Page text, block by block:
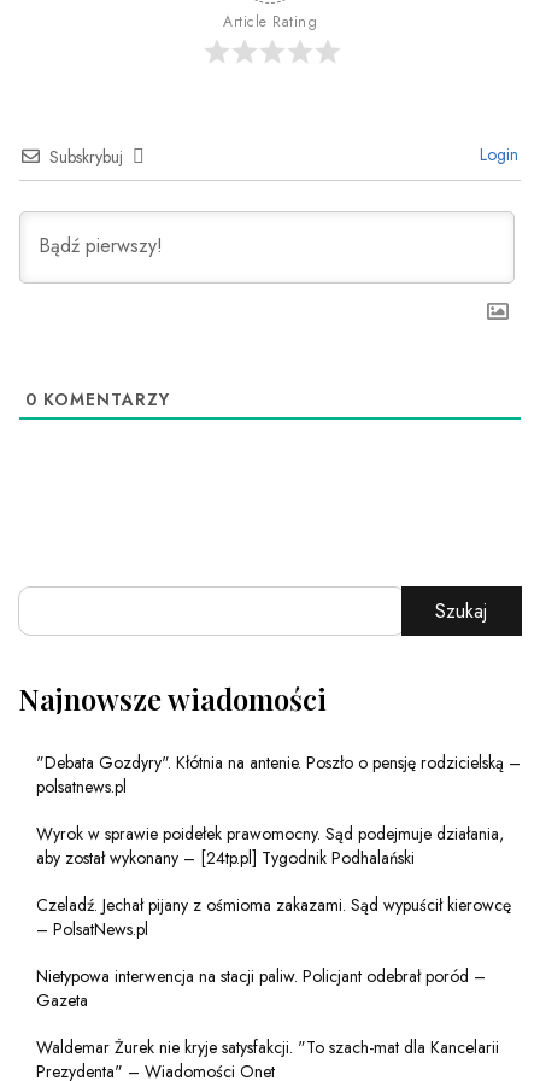
Article Rating
Subskrybuj Login
0 KOMENTARZY
Szukaj
Najnowsze wiadomości
"Debata Gozdyry". Kłótnia na antenie. Poszło o pensję rodzicielską –
polsatnews.pl
Wyrok w sprawie poidełek prawomocny. Sąd podejmuje działania,
aby został wykonany – [24tp.pl] Tygodnik Podhalański
Czeladź. Jechał pijany z ośmioma zakazami. Sąd wypuścił kierowcę
– PolsatNews.pl
Nietypowa interwencja na stacji paliw. Policjant odebrał poród –
Gazeta
Waldemar Żurek nie kryje satysfakcji. "To szach-mat dla Kancelarii
Prezydenta" – Wiadomości Onet